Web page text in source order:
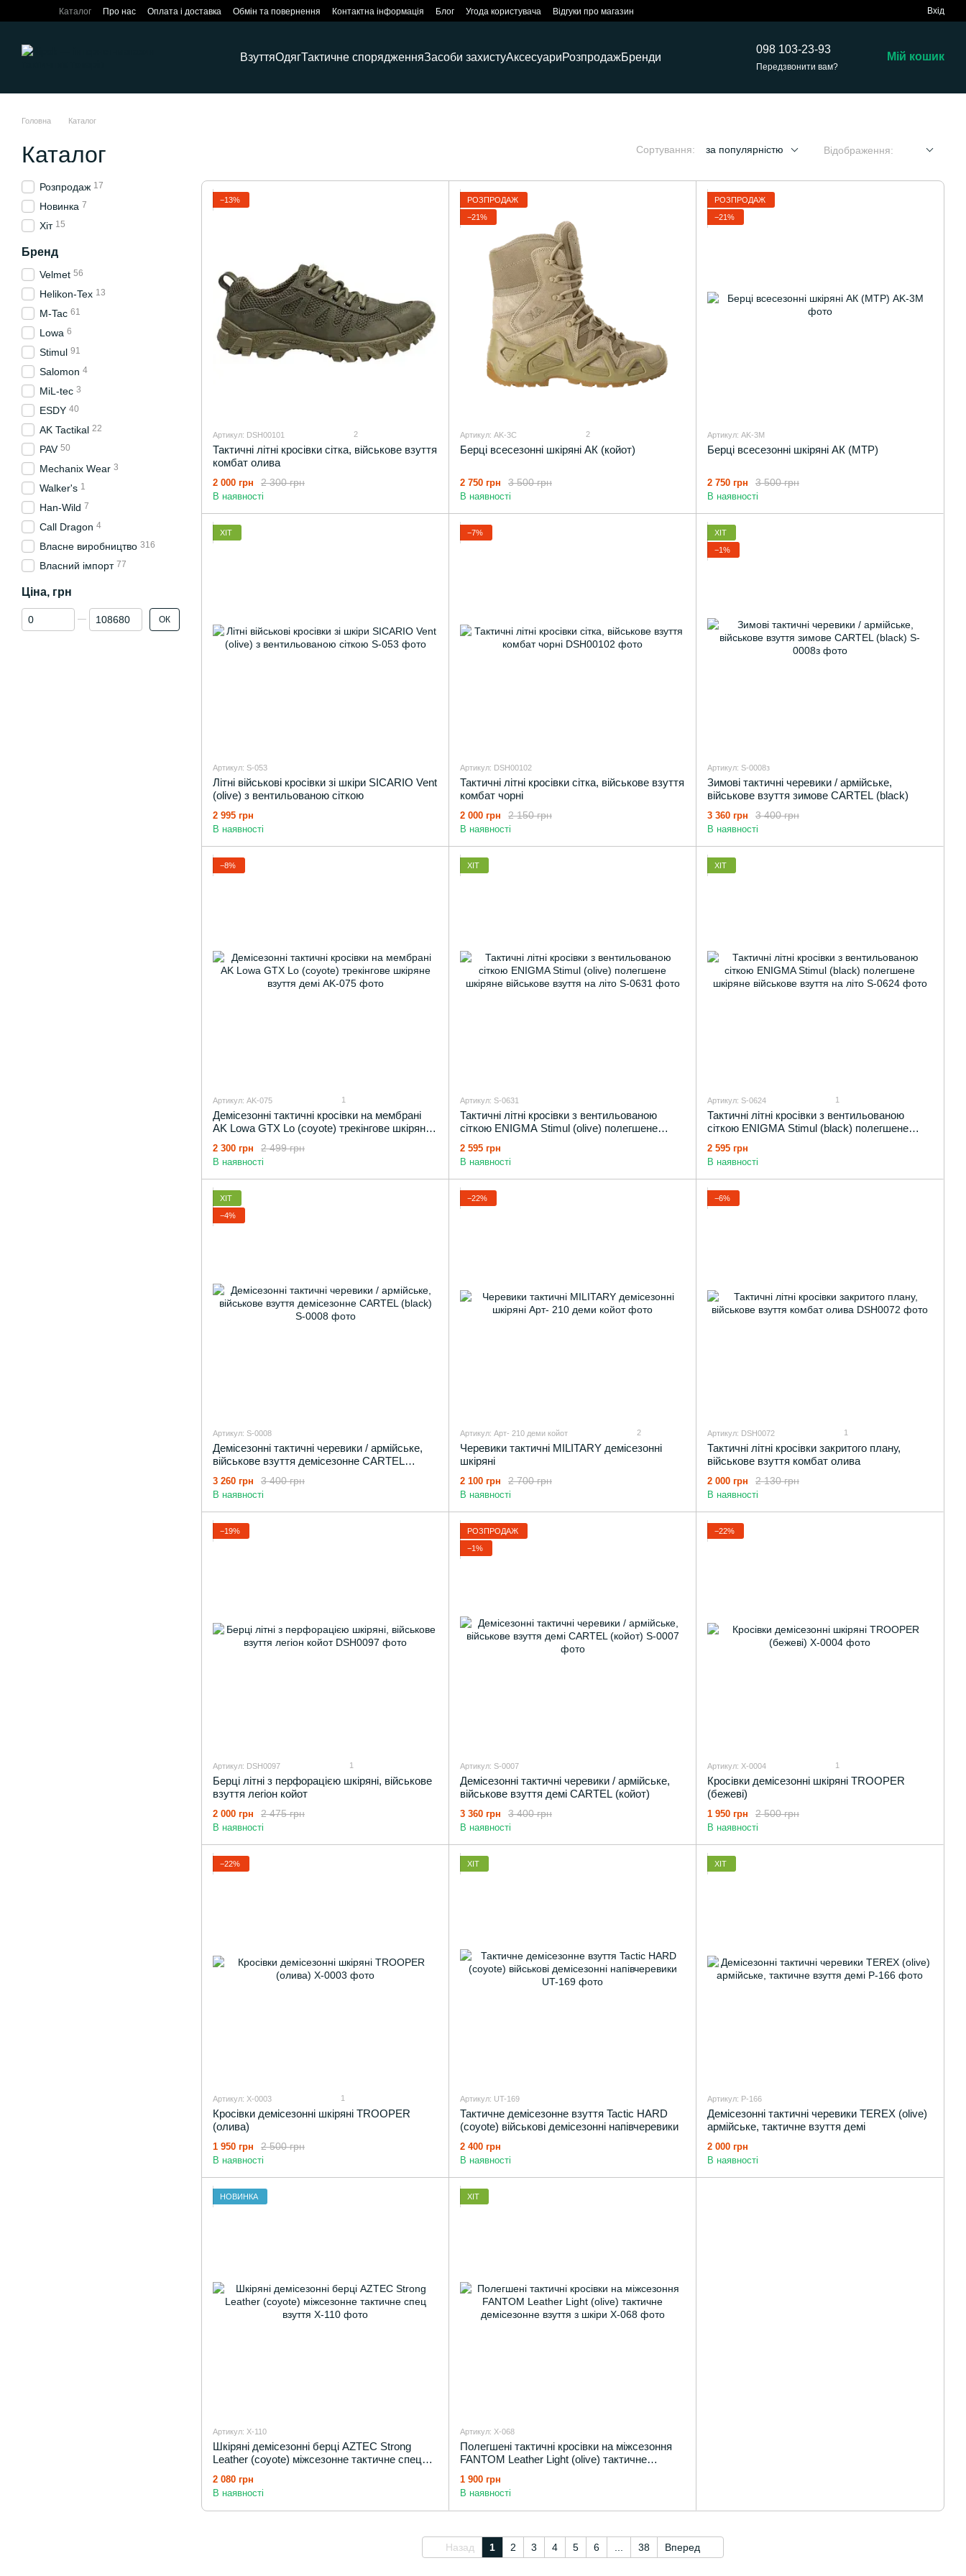
Перейти до основного контенту
Каталог Про нас Оплата і доставка Обмін та повернення Контактна інформація Блог Угода користувача Відгуки про магазин Вхід
ВзуттяОдягТактичне спорядженняЗасоби захистуАксесуариРозпродажБренди
098 103-23-93
Передзвонити вам?
Мій кошик
Головна Каталог
Каталог Сортування: за популярністю Відображення:
−13%
Артикул: DSH00101 2
Тактичні літні кросівки сітка, військове взуття
комбат олива
2 300 грн
2 000 грн
В наявності
РОЗПРОДАЖ
−21%
Артикул: AK-3С 2
Берці всесезонні шкіряні АК (койот)
3 500 грн
2 750 грн
В наявності
РОЗПРОДАЖ
−21%
Артикул: AK-3M
Берці всесезонні шкіряні АК (MTP)
3 500 грн
2 750 грн
В наявності
ХІТ
Артикул: S-053
Літні військові кросівки зі шкіри SICARIO Vent
(olive) з вентильованою сіткою
2 995 грн
В наявності
−7%
Артикул: DSH00102
Тактичні літні кросівки сітка, військове взуття
комбат чорні
2 150 грн
2 000 грн
В наявності
ХІТ
−1%
Артикул: S-0008з
Зимові тактичні черевики / армійське,
військове взуття зимове CARTEL (black)
3 400 грн
3 360 грн
В наявності
−8%
Артикул: AK-075 1
Демісезонні тактичні кросівки на мембрані
AK Lowa GTX Lo (coyote) трекінгове шкіряне
2 499 грн
2 300 грн
В наявності
ХІТ
Артикул: S-0631
Тактичні літні кросівки з вентильованою
сіткою ENIGMA Stimul (olive) полегшене
2 595 грн
В наявності
ХІТ
Артикул: S-0624 1
Тактичні літні кросівки з вентильованою
сіткою ENIGMA Stimul (black) полегшене
2 595 грн
В наявності
ХІТ
−4%
Артикул: S-0008
Демісезонні тактичні черевики / армійське,
військове взуття демісезонне CARTEL
3 400 грн
3 260 грн
В наявності
−22%
Артикул: Арт- 210 деми койот 2
Черевики тактичні MILITARY демісезонні
шкіряні
2 700 грн
2 100 грн
В наявності
−6%
Артикул: DSH0072 1
Тактичні літні кросівки закритого плану,
військове взуття комбат олива
2 130 грн
2 000 грн
В наявності
−19%
Артикул: DSH0097 1
Берці літні з перфорацією шкіряні, військове
взуття легіон койот
2 475 грн
2 000 грн
В наявності
РОЗПРОДАЖ
−1%
Артикул: S-0007
Демісезонні тактичні черевики / армійське,
військове взуття демі CARTEL (койот)
3 400 грн
3 360 грн
В наявності
−22%
Артикул: X-0004 1
Кросівки демісезонні шкіряні TROOPER
(бежеві)
2 500 грн
1 950 грн
В наявності
−22%
Артикул: X-0003 1
Кросівки демісезонні шкіряні TROOPER
(олива)
2 500 грн
1 950 грн
В наявності
ХІТ
Артикул: UT-169
Тактичне демісезонне взуття Tactic HARD
(coyote) військові демісезонні напівчеревики
2 400 грн
В наявності
ХІТ
Артикул: P-166
Демісезонні тактичні черевики TEREX (olive)
армійське, тактичне взуття демі
2 000 грн
В наявності
НОВИНКА
Артикул: X-110
Шкіряні демісезонні берці AZTEC Strong
Leather (coyote) міжсезонне тактичне спец
2 080 грн
В наявності
ХІТ
Артикул: X-068
Полегшені тактичні кросівки на міжсезоння
FANTOM Leather Light (olive) тактичне
1 900 грн
В наявності
Назад 1 2 3 4 5 6 38 Вперед
Розпродаж 17
Новинка 7
Хіт 15
Бренд
Velmet 56
Helikon-Tex 13
M-Tac 61
Lowa 6
Stimul 91
Salomon 4
MiL-tec 3
ESDY 40
AK Tactikal 22
PAV 50
Mechanix Wear 3
Walker's 1
Han-Wild 7
Call Dragon 4
Власне виробництво 316
Власний імпорт 77
Ціна, грн
Від Ціна, грн
До Ціна, грн ОК